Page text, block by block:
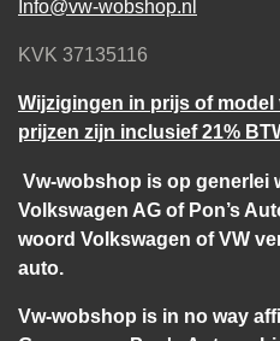
Info@vw-wobshop.nl
KVK 37135116
Wijzigingen in prijs of
prijzen zijn inclusief 21%
Vw-wobshop is op generlei
Volkswagen AG of Pon’s
woord Volkswagen of VW
auto.
Vw-wobshop is in no way